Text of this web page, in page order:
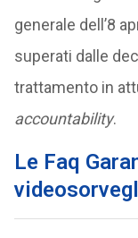
generale dell’8
superati dalle
trattamento in
accountability.
Le Faq